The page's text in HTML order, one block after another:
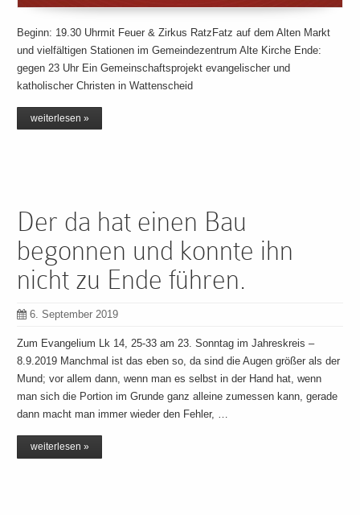
Beginn: 19.30 Uhrmit Feuer & Zirkus RatzFatz auf dem Alten Markt
und vielfältigen Stationen im Gemeindezentrum Alte Kirche Ende:
gegen 23 Uhr Ein Gemeinschaftsprojekt evangelischer und
katholischer Christen in Wattenscheid
weiterlesen »
Der da hat einen Bau
begonnen und konnte ihn
nicht zu Ende führen.
6. September 2019
Zum Evangelium Lk 14, 25-33 am 23. Sonntag im Jahreskreis –
8.9.2019 Manchmal ist das eben so, da sind die Augen größer als der
Mund; vor allem dann, wenn man es selbst in der Hand hat, wenn
man sich die Portion im Grunde ganz alleine zumessen kann, gerade
dann macht man immer wieder den Fehler, …
weiterlesen »